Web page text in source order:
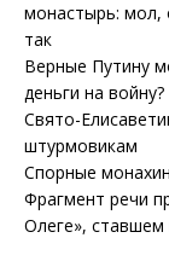
монастырь: мол,
так
Верные Путину
деньги на войну?
Свято-
штурмовикам
Спорные
Фрагмент речи
Олеге»,